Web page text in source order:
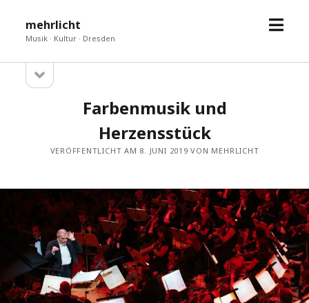
mehrlicht
Musik · Kultur · Dresden
Menü
Sidebar
öffnen
Farbenmusik und
Herzensstück
VERÖFFENTLICHT AM 8. JUNI 2019 VON MEHRLICHT